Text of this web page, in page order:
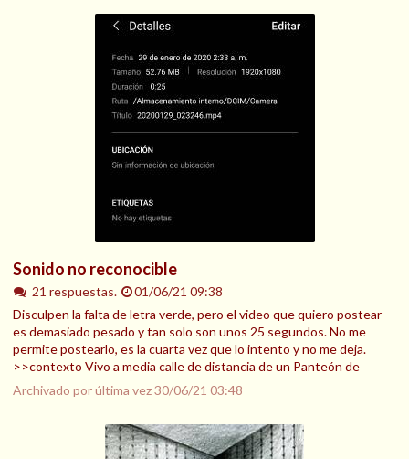
Sonido no reconocible
21 respuestas.
01/06/21 09:38
Disculpen la falta de letra verde, pero el video que quiero postear
es demasiado pesado y tan solo son unos 25 segundos. No me
permite postearlo, es la cuarta vez que lo intento y no me deja.
>>contexto Vivo a media calle de distancia de un Panteón de
Archivado por última vez30/06/21 03:48